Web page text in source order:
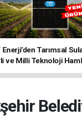
Enerji’den Tarımsal
ve Milli Teknoloji